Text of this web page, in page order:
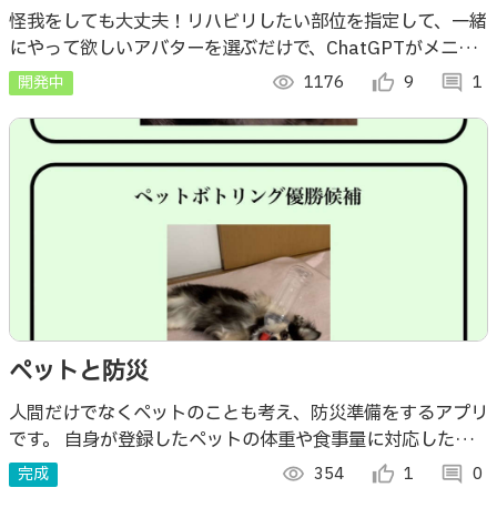
ハビリプラットフォーム！
怪我をしても大丈夫！リハビリしたい部位を指定して、一緒
にやって欲しいアバターを選ぶだけで、ChatGPTがメニュ
ーを自動生成、体を使ったゲームが完成。つまらないリハビ
リも筋トレも楽しく続けられる！
開発中 visibility 1176 thumb_up_alt 9 comment 1
ペットと防災
人間だけでなくペットのことも考え、防災準備をするアプリ
です。 自身が登録したペットの体重や食事量に対応した防
災グッズの確認や、 災害時に行方不明になったペットを探
すペット捜索機能を実装しています。
完成 visibility 354 thumb_up_alt 1 comment 0